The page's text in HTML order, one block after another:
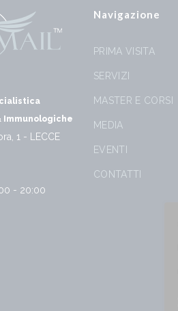
Immunologiche
1 - LECCE
- 20:00
Navigazione
PRIMA VISITA
SERVIZI
MASTER E CORSI
MEDIA
EVENTI
CONTATTI